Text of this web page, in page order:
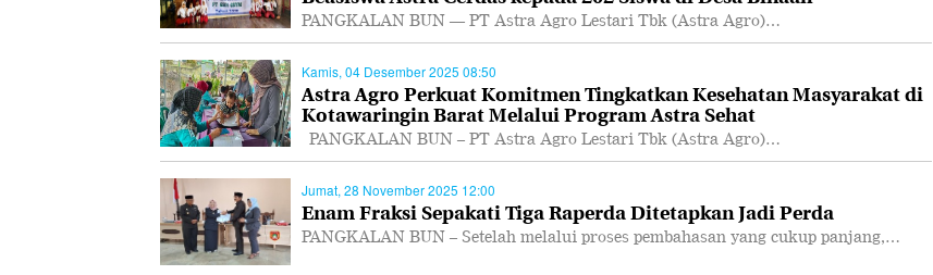
PANGKALAN BUN — PT Astra Agro Lestari Tbk (Astra Agro)…
Kamis, 04 Desember 2025 08:50
Astra Agro Perkuat Komitmen Tingkatkan Kesehatan Masyarakat di
Kotawaringin Barat Melalui Program Astra Sehat
PANGKALAN BUN – PT Astra Agro Lestari Tbk (Astra Agro)…
Jumat, 28 November 2025 12:00
Enam Fraksi Sepakati Tiga Raperda Ditetapkan Jadi Perda
PANGKALAN BUN – Setelah melalui proses pembahasan yang cukup panjang,…